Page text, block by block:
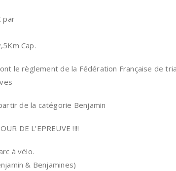
par
Cap.
le règlement de la Fédération Française de
de la catégorie Benjamin
DE L’EPREUVE !!!!
à vélo.
& Benjamines)